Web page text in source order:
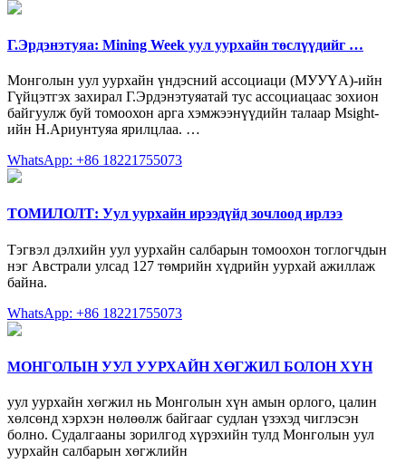
Г.Эрдэнэтуяа: Mining Week уул уурхайн төслүүдийг …
Монголын уул уурхайн үндэсний ассоциаци (МУУҮА)-ийн
Гүйцэтгэх захирал Г.Эрдэнэтуяатай тус ассоциацаас зохион
байгуулж буй томоохон арга хэмжээнүүдийн талаар Msight-
ийн Н.Ариунтуяа ярилцлаа. …
WhatsApp: +86 18221755073
ТОМИЛОЛТ: Уул уурхайн ирээдүйд зочлоод ирлээ
Тэгвэл дэлхийн уул уурхайн салбарын томоохон тоглогчдын
нэг Австрали улсад 127 төмрийн хүдрийн уурхай ажиллаж
байна.
WhatsApp: +86 18221755073
МОНГОЛЫН УУЛ УУРХАЙН ХӨГЖИЛ БОЛОН ХҮН
уул уурхайн хөгжил нь Монголын хүн амын орлого, цалин
хөлсөнд хэрхэн нөлөөлж байгааг судлан үзэхэд чиглэсэн
болно. Судалгааны зорилгод хүрэхийн тулд Монголын уул
уурхайн салбарын хөгжлийн